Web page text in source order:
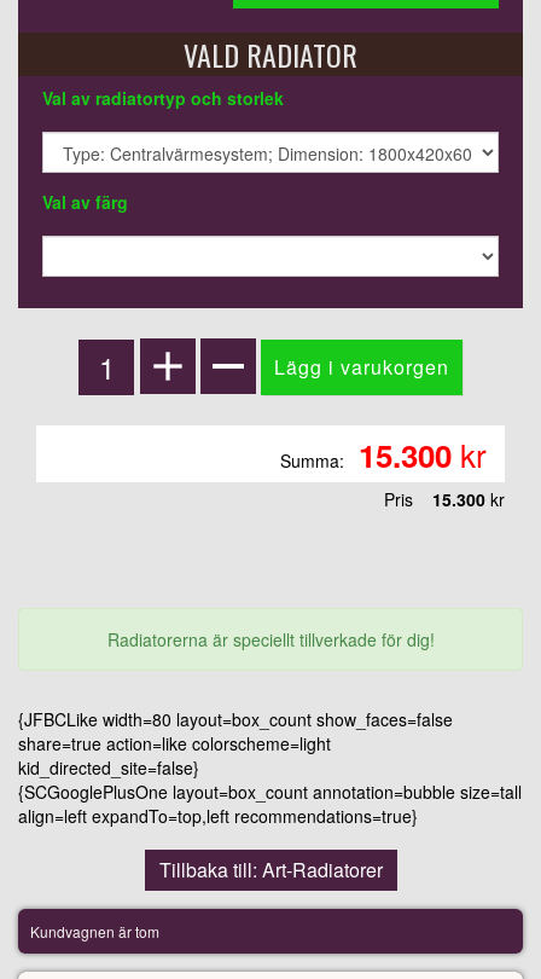
VALD RADIATOR
Val av radiatortyp och storlek
Val av färg
Summa: 15.300 kr
Pris 15.300 kr
Radiatorerna är speciellt tillverkade för dig!
{JFBCLike width=80 layout=box_count show_faces=false
share=true action=like colorscheme=light
kid_directed_site=false}
{SCGooglePlusOne layout=box_count annotation=bubble size=tall
align=left expandTo=top,left recommendations=true}
Tillbaka till: Art-Radiatorer
Kundvagnen är tom